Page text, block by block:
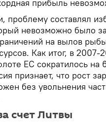
прибыль
проблему составлял
невозможно было
на вылов
Как итог, в 2007-
ЕС сократилось
признает, что рост
без увольнения
счет Литвы